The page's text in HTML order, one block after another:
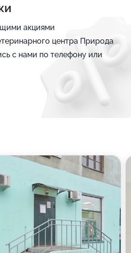
акциями
центра Природа
с нами по телефону или